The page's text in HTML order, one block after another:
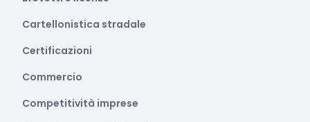
Cartellonistica stradale
Certificazioni
Commercio
Competitività imprese